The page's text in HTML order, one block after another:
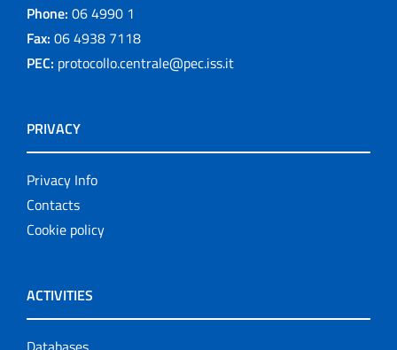
Phone: 06 4990 1
Fax: 06 4938 7118
PEC: protocollo.centrale@pec.iss.it
PRIVACY
Privacy Info
Contacts
Cookie policy
ACTIVITIES